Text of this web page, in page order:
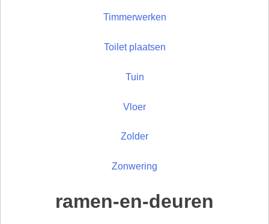
Timmerwerken
Toilet plaatsen
Tuin
Vloer
Zolder
Zonwering
ramen-en-deuren